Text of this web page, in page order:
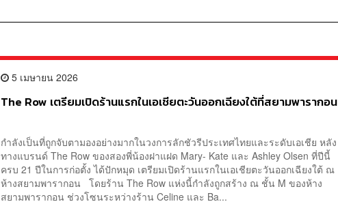
5 เมษายน 2026
The Row เตรียมเปิดร้านแรกในเอเชียตะวันออกเฉียงใต้ที่สยามพารากอน
กำลังเป็นที่ถูกจับตามองอย่างมากในวงการลักชัวรีประเทศไทยและระดับเอเชีย หลัง
ทางแบรนด์ The Row ของสองพี่น้องฝาแฝด Mary- Kate และ Ashley Olsen ที่ปีนี้
ครบ 21 ปีในการก่อตั้ง ได้ปักหมุด เตรียมเปิดร้านแรกในเอเชียตะวันออกเฉียงใต้ ณ
ห้างสยามพารากอน โดยร้าน The Row แห่งนี้กำลังถูกสร้าง ณ ชั้น M ของห้าง
สยามพารากอน ช่วงโซนระหว่างร้าน Celine และ Ba...